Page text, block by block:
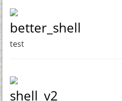
better_shell
test
shell_v2